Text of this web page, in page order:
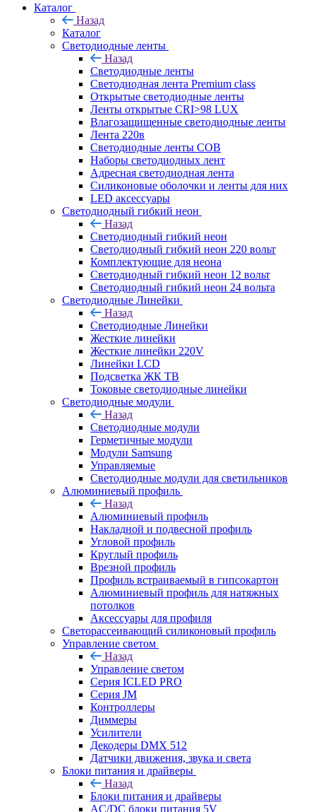
Каталог
Назад
Каталог
Светодиодные ленты
Назад
Светодиодные ленты
Светодиодная лента Premium class
Открытые светодиодные ленты
Ленты открытые CRI>98 LUX
Влагозащищенные светодиодные ленты
Лента 220в
Светодиодные ленты COB
Наборы светодиодных лент
Адресная светодиодная лента
Силиконовые оболочки и ленты для них
LED аксессуары
Светодиодный гибкий неон
Назад
Светодиодный гибкий неон
Светодиодный гибкий неон 220 вольт
Комплектующие для неона
Светодиодный гибкий неон 12 вольт
Светодиодный гибкий неон 24 вольта
Светодиодные Линейки
Назад
Светодиодные Линейки
Жесткие линейки
Жесткие линейки 220V
Линейки LCD
Подсветка ЖК ТВ
Токовые светодиодные линейки
Светодиодные модули
Назад
Светодиодные модули
Герметичные модули
Модули Samsung
Управляемые
Светодиодные модули для светильников
Алюминиевый профиль
Назад
Алюминиевый профиль
Накладной и подвесной профиль
Угловой профиль
Круглый профиль
Врезной профиль
Профиль встраиваемый в гипсокартон
Алюминиевый профиль для натяжных
потолков
Аксессуары для профиля
Светорассеивающий силиконовый профиль
Управление светом
Назад
Управление светом
Серия ICLED PRO
Серия JM
Контроллеры
Диммеры
Усилители
Декодеры DMX 512
Датчики движения, звука и света
Блоки питания и драйверы
Назад
Блоки питания и драйверы
AC/DC блоки питания 5V